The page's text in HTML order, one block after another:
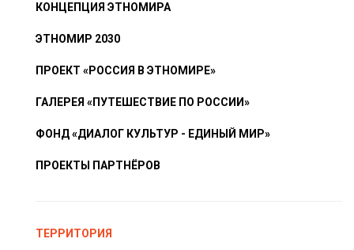
КОНЦЕПЦИЯ ЭТНОМИРА
ЭТНОМИР 2030
ПРОЕКТ «РОССИЯ В ЭТНОМИРЕ»
ГАЛЕРЕЯ «ПУТЕШЕСТВИЕ ПО РОССИИ»
ФОНД «ДИАЛОГ КУЛЬТУР - ЕДИНЫЙ МИР»
ПРОЕКТЫ ПАРТНЁРОВ
ТЕРРИТОРИЯ